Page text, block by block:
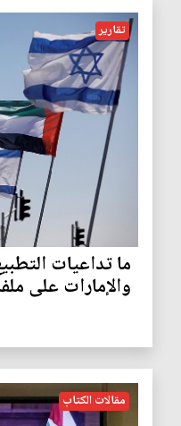
تقارير
ما تداعيات
والإمارات على
مقالات الكتاب